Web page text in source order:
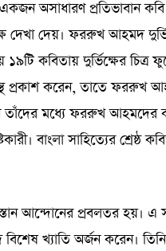
অসাধারণ প্রতিভাবান কবি
দেখা দেয়। ফররুখ আহমদ
কবিতায় দুর্ভিক্ষের চিত্র
প্রকাশ করেন, তাতে ফররুখ
তাঁদের মধ্যে ফররুখ আহমদের
বাংলা সাহিত্যের শ্রেষ্ঠ
আন্দোনের প্রবলতর হয়।
খ্যাতি অর্জন করেন।